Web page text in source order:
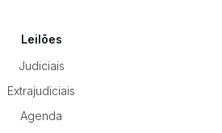
Leilões
Judiciais
Extrajudiciais
Agenda